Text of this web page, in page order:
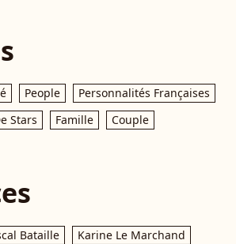
People
Personnalités Françaises
Stars Famille Couple
Bataille
Karine Le Marchand